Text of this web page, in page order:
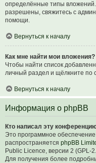
определённые типы
разрешены, свяжитесь с
помощи.
Вернуться к началу
Как мне найти мои вложения?
Чтобы найти список
личный раздел и щёлкните по
Вернуться к началу
Информация о phpBB
Кто написал эту
Это программное
распространяется phpBB
Public Licence, версии 2 (GPL-
Для получения более